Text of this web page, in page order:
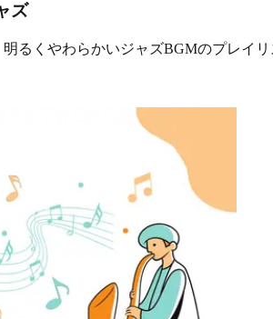
ズ
るくやわらかいジャズBGMのプレイ